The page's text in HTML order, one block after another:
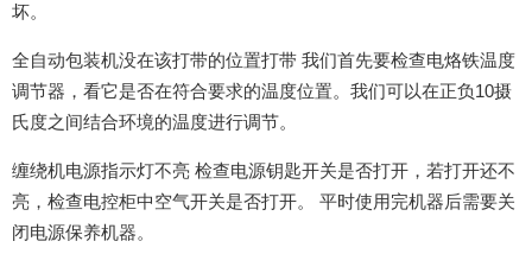
坏。
全自动包装机没在该打带的位置打带 我们首先要检查电烙铁温度
调节器，看它是否在符合要求的温度位置。我们可以在正负10摄
氏度之间结合环境的温度进行调节。
缠绕机电源指示灯不亮 检查电源钥匙开关是否打开，若打开还不
亮，检查电控柜中空气开关是否打开。 平时使用完机器后需要关
闭电源保养机器。